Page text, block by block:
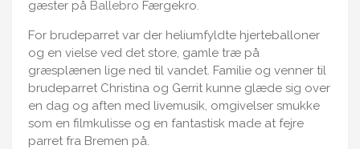
gæster på Ballebro Færgekro.
For brudeparret var der heliumfyldte hjerteballoner
og en vielse ved det store, gamle træ på
græsplænen lige ned til vandet. Familie og venner til
brudeparret Christina og Gerrit kunne glæde sig over
en dag og aften med livemusik, omgivelser smukke
som en filmkulisse og en fantastisk made at fejre
parret fra Bremen på.